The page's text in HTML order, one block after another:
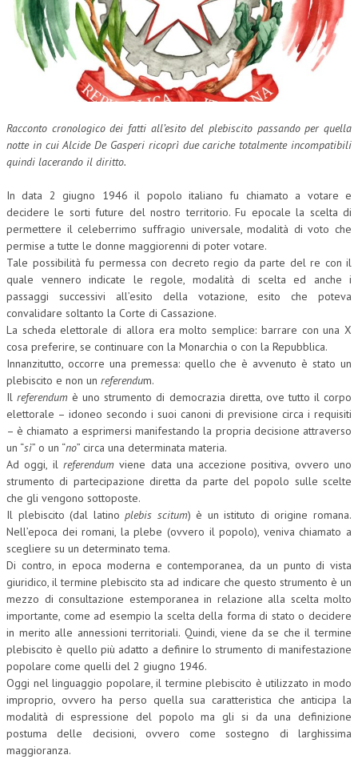
CORSI CE.S.E.D.
ARCHIVIO CORSI 2015
DIVENTA SOCIO
LA RIVISTA
COMITATO SCIENTIFICO
COMITATO EDITORIALE
REDAZIONE
PEER REVIEW
CODICE ETICO
AUTORI
COLLABORA CON NOI
ECONOMIA
CORPORATE SOCIAL RESPONSIBILITY
ECONOMIA DELL’ARTE
INTERNAZIONALIZZAZIONE
HUMAN RESOURCES
RISORSE UMANE
MARKETING
TREASURY IN FINANCIAL SERVICES
RISK MANAGEMENT
SVILUPPO SOSTENIBILE
PERSONA E CITTÀ
Racconto cronologico dei fatti all’esito del plebiscito passando per quella
notte in cui Alcide De Gasperi ricoprì due cariche totalmente incompatibili
quindi lacerando il diritto.
In data 2 giugno 1946 il popolo italiano fu chiamato a votare e
decidere le sorti future del nostro territorio. Fu epocale la scelta di
permettere il celeberrimo suffragio universale, modalità di voto che
permise a tutte le donne maggiorenni di poter votare.
Tale possibilità fu permessa con decreto regio da parte del re con il
quale vennero indicate le regole, modalità di scelta ed anche i
passaggi successivi all’esito della votazione, esito che poteva
convalidare soltanto la Corte di Cassazione.
La scheda elettorale di allora era molto semplice: barrare con una X
cosa preferire, se continuare con la Monarchia o con la Repubblica.
Innanzitutto, occorre una premessa: quello che è avvenuto è stato un
plebiscito e non un referendum.
Ilreferendum è uno strumento di democrazia diretta, ove tutto il corpo
elettorale – idoneo secondo i suoi canoni di previsione circa i requisiti
– è chiamato a esprimersi manifestando la propria decisione attraverso
un “sì” o un “no” circa una determinata materia.
Ad oggi, il referendumviene data una accezione positiva, ovvero uno
strumento di partecipazione diretta da parte del popolo sulle scelte
che gli vengono sottoposte.
Il plebiscito (dal latino plebis scitum) è un istituto di origine romana.
Nell’epoca dei romani, la plebe (ovvero il popolo), veniva chiamato a
scegliere su un determinato tema.
Di contro, in epoca moderna e contemporanea, da un punto di vista
giuridico, il termine plebiscito sta ad indicare che questo strumento è un
mezzo di consultazione estemporanea in relazione alla scelta molto
importante, come ad esempio la scelta della forma di stato o decidere
in merito alle annessioni territoriali. Quindi, viene da se che il termine
plebiscito è quello più adatto a definire lo strumento di manifestazione
popolare come quelli del 2 giugno 1946.
Oggi nel linguaggio popolare, il termine plebiscito è utilizzato in modo
improprio, ovvero ha perso quella sua caratteristica che anticipa la
modalità di espressione del popolo ma gli si da una definizione
postuma delle decisioni, ovvero come sostegno di larghissima
maggioranza.